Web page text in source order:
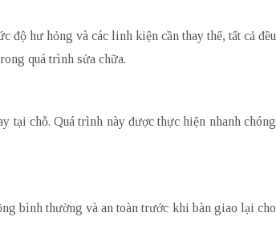
độ hư hỏng và các linh kiện cần thay thế, tất cả đều
quá trình sửa chữa.
tại chỗ. Quá trình này được thực hiện nhanh chóng
bình thường và an toàn trước khi bàn giao lại cho